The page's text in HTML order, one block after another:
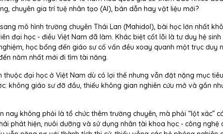
chuyên gia trí tuệ nhân tạo (AI), bán dẫn hay vật liệu mới?
mô hình trường chuyên Thái Lan (Mahidol), bài học lớn nhất
đại học - điều Việt Nam đã làm. Khác biệt cốt lõi là tư duy hệ sinh
học bổng đến giáo sư cố vấn đều xoay quanh một trục duy
năm nhất mới đi tìm tài năng.
thuộc đại học ở Việt Nam dù có lợi thế nhưng vẫn đặt nặng mục
không giáo sư đỡ đầu, thiếu không gian nghiên cứu mở và gần
nay không phải là tổ chức thêm trường chuyên, mà phải “lột xác”
phát hiện, nuôi dưỡng và sử dụng nhân tài khoa học - công nghệ